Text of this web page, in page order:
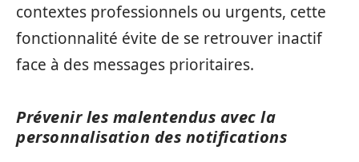
contextes professionnels ou urgents, cette
fonctionnalité évite de se retrouver inactif
face à des messages prioritaires.
Prévenir les malentendus avec la
personnalisation des notifications